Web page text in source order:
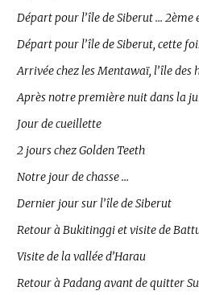
Départ pour l’île de Siberut … 2ème
Départ pour l’île de Siberut, cette
Arrivée chez les Mentawaï, l’île des
Après notre première nuit dans la
Jour de cueillette
2 jours chez Golden Teeth
Notre jour de chasse …
Dernier jour sur l’île de Siberut
Retour à Bukitinggi et visite de
Visite de la vallée d’Harau
Retour à Padang avant de quitter